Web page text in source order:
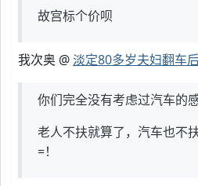
故宫标个价呗
我次奥 @淡定80多岁夫妇翻车
你们完全没有考虑过汽车的
老人不扶就算了，汽车也不
=！